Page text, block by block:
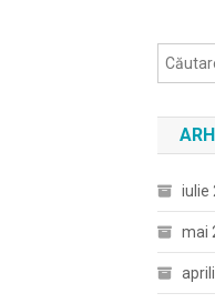
iulie
mai